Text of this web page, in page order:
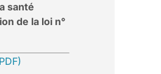
santé
de la loi n°